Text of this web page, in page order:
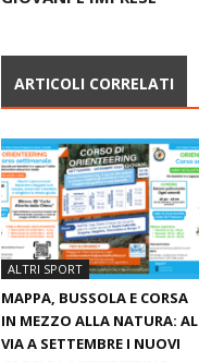
ARTICOLI CORRELATI
ALTRI SPORT
MAPPA, BUSSOLA E CORSA
IN MEZZO ALLA NATURA: AL
VIA A SETTEMBRE I NUOVI